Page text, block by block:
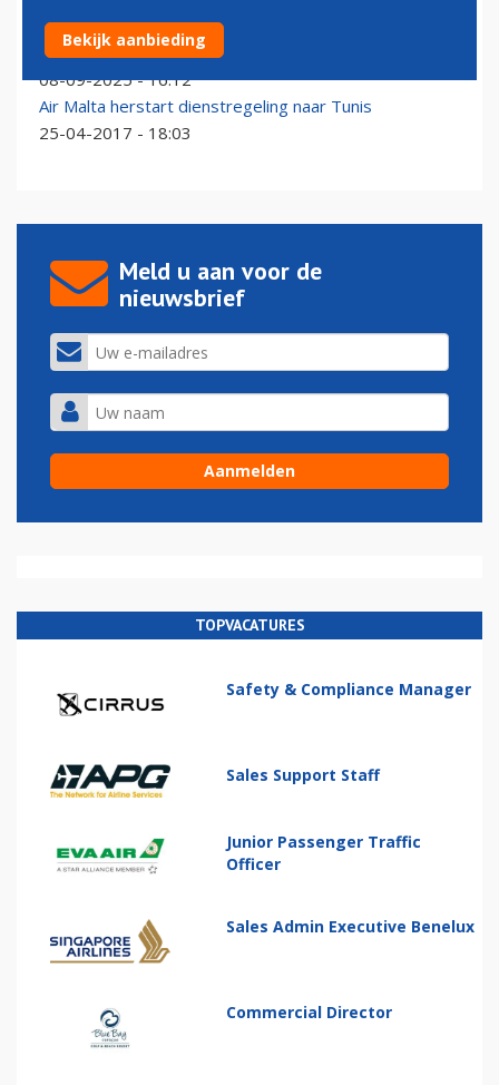
Twee Amerikanen die naar Nice wilden landden in
Tunis
08-09-2025 - 16:12
Air Malta herstart dienstregeling naar Tunis
25-04-2017 - 18:03
Meld u aan voor de
nieuwsbrief
TOPVACATURES
Safety & Compliance Manager
Sales Support Staff
Junior Passenger Traffic
Officer
Sales Admin Executive Benelux
Commercial Director
Bekijk aanbieding